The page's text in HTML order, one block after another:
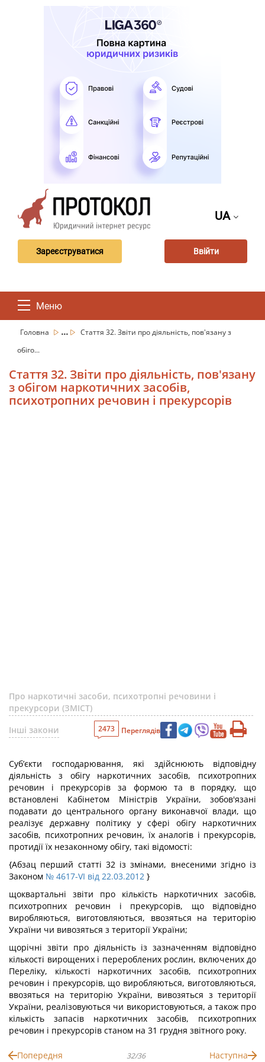
UA
Зареєструватися Ввійти
Меню
Головна ...
Стаття 32. Звіти про діяльність, пов'язану з
обіго...
Стаття 32. Звіти про діяльність, пов'язану
з обігом наркотичних засобів,
психотропних речовин і прекурсорів
Про наркотичні засоби, психотропні речовини і
прекурсори (ЗМІСТ)
Інші закони
2473 Переглядів
Суб’єкти господарювання, які здійснюють відповідну
діяльність з обігу наркотичних засобів, психотропних
речовин і прекурсорів за формою та в порядку, що
встановлені Кабінетом Міністрів України, зобов'язані
подавати до центрального органу виконавчої влади, що
реалізує державну політику у сфері обігу наркотичних
засобів, психотропних речовин, їх аналогів і прекурсорів,
протидії їх незаконному обігу, такі відомості:
{Абзац перший статті 32 із змінами, внесеними згідно із
Законом № 4617-VI від 22.03.2012 }
щоквартальні звіти про кількість наркотичних засобів,
психотропних речовин і прекурсорів, що відповідно
виробляються, виготовляються, ввозяться на територію
України чи вивозяться з території України;
щорічні звіти про діяльність із зазначенням відповідно
кількості вирощених і перероблених рослин, включених до
Переліку, кількості наркотичних засобів, психотропних
речовин і прекурсорів, що виробляються, виготовляються,
ввозяться на територію України, вивозяться з території
України, реалізовуються чи використовуються, а також про
кількість запасів наркотичних засобів, психотропних
речовин і прекурсорів станом на 31 грудня звітного року.
Попередня 32/36 Наступна